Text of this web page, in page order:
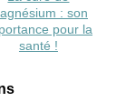
: son
pour la
santé !